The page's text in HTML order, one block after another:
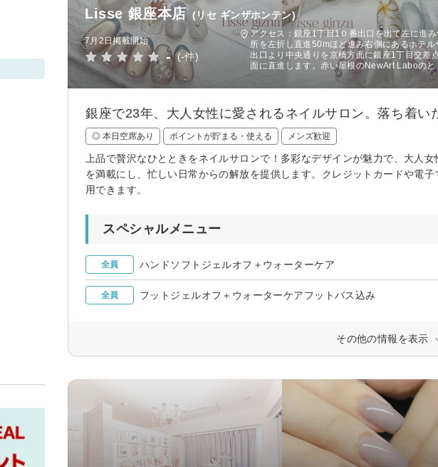
Lisse 銀座本店 (リセ ギンザホンテン)
7月2日掲載開始
- (-件)
アクセス：銀座1丁目1０番出口を出て左に進
所を左折し直進50mほど進み右側にあるホテ
出口より中央通りを京橋方面に銀座1丁目交差
面に直進します。赤い屋根のNewArt Laboの
銀座で23年、大人女性に愛されるネイルサロン。落ち着い
◎ 本日空席あり ポイントが貯まる・使える メンズ歓迎
上品で贅沢なひとときをネイルサロンで！多彩なデザインが魅力で、大人
を満載にし、忙しい日常からの解放を提供します。クレジットカードや電
用できます。
スペシャルメニュー
全員 ハンドソフトジェルオフ＋ウォーターケア
全員 フットジェルオフ＋ウォーターケアフットバス込み
その他の情報を表示